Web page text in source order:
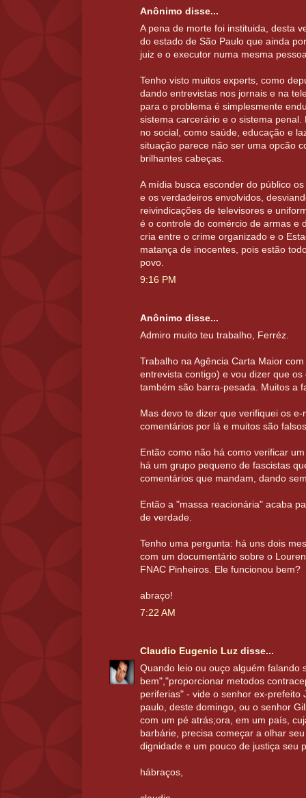
Anônimo disse...
A pena de morte foi instituida, desta
do estado de São Paulo que ainda
juiz e o executor numa mesma
Tenho visto muitos experts, como
dando entrevistas nos jornais e na
para o problema é simplesmente
sistema carcerário e o sistema
no social, como saúde, educação e
situação parece não ser uma opcão
brilhantes cabeças.
A mídia busca esconder do público
e os verdadeiros envolvidos,
reivindicações de televisores e
é o controle do comércio de armas e
cria entre o crime organizado e o
matança de inocentes, pois estão
povo.
9:16 PM
Anônimo disse...
Admiro muito teu trabalho, Ferréz.
Trabalho na Agência Carta Maior
entrevista contigo) e vou dizer que
também são barra-pesada. Muitos a
Mas devo te dizer que verifiquei os
comentários por lá e muitos são
Então como não há como verificar
há um grupo pequeno de fascistas
comentários que mandam, dando
Então a "massa reacionária" acaba
de verdade.
Tenho uma pergunta: há uns dois
com um documentário sobre o
FNAC Pinheiros. Ele funcionou bem?
abraço!
7:22 AM
Claudio Eugenio Luz disse...
Quando leio ou ouço alguém falando
bem","proporcionar metodos
periferias" - vide o senhor ex-prefeito
paulo, deste domingo, ou o senhor
com um pé atrás;ora, em um país,
barbárie, precisa começar a olhar
dignidade e um pouco de justiça seu
hábraços,